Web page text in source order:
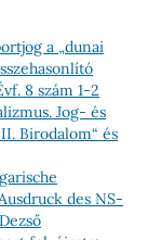
a „dunai
8 szám 1-2
Jog- és
Birodalom“ és
des NS-